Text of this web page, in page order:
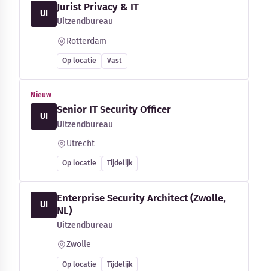
UI
Jurist Privacy & IT
Uitzendbureau
Rotterdam
Op locatie Vast
Nieuw
UI
Senior IT Security Officer
Uitzendbureau
Utrecht
Op locatie Tijdelijk
UI
Enterprise Security Architect (Zwolle,
NL)
Uitzendbureau
Zwolle
Op locatie Tijdelijk